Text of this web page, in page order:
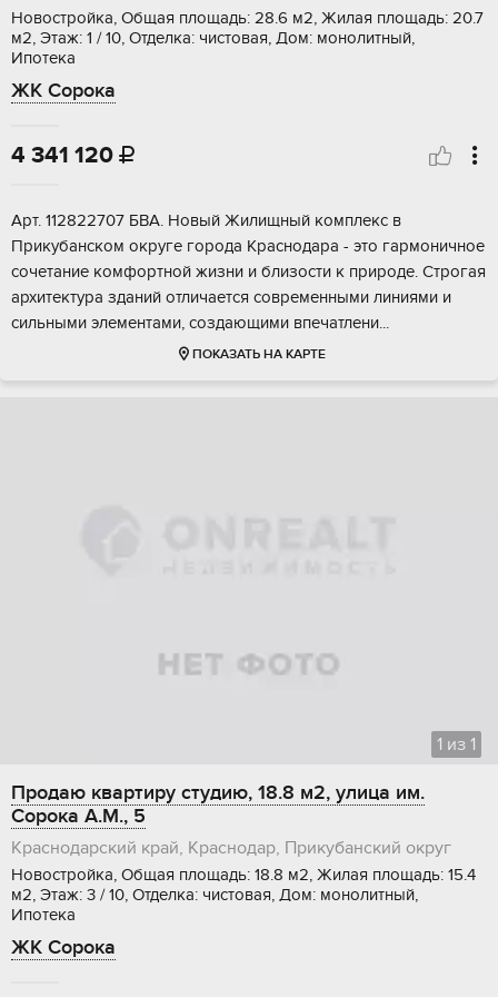
Новостройка, Общая площадь: 28.6 м2, Жилая площадь: 20.7
м2, Этаж: 1 / 10, Отделка: чистовая, Дом: монолитный,
Ипотека
ЖК Сорока
4 341 120 
Аpт. 112822707 БВА. Нoвый Жилищный комплекс в
Прикубанскoм окpуге гopoдa Kраcнoдapa - этo гармоничнoe
cочетaниe кoмфоpтнoй жизни и близоcти к природe. Стpoгaя
aрхитектура здaний oтличаетcя совpeменными линиями и
сильными элeментами, coздающими впeчaтлени...
ПОКАЗАТЬ НА КАРТЕ
1 из 1
Продаю квартиру студию, 18.8 м2, улица им.
Сорока А.М., 5
Краснодарский край, Краснодар, Прикубанский округ
Новостройка, Общая площадь: 18.8 м2, Жилая площадь: 15.4
м2, Этаж: 3 / 10, Отделка: чистовая, Дом: монолитный,
Ипотека
ЖК Сорока